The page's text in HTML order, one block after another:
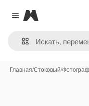
Close menu
Magnific
Главная/Стоковый/